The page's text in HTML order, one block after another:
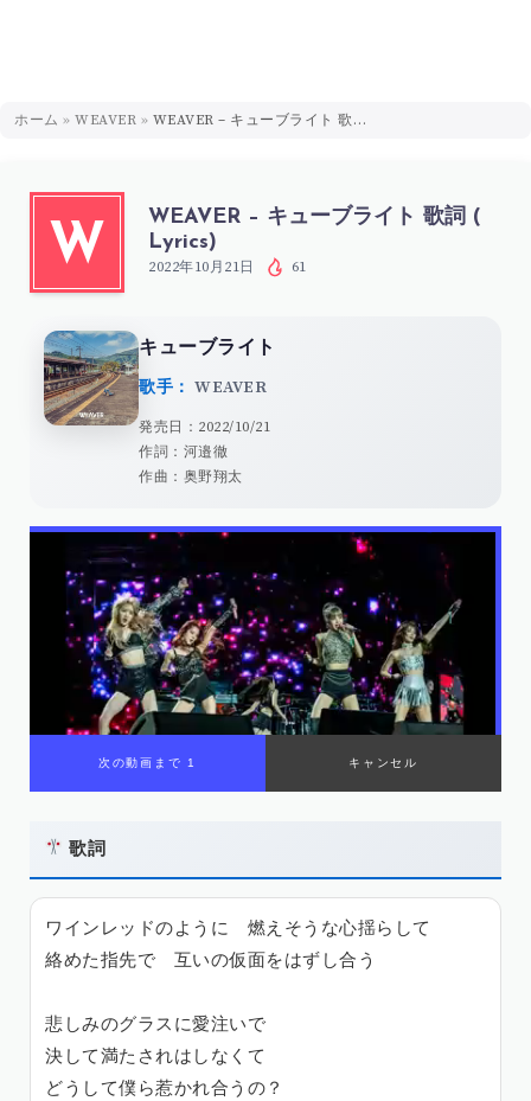
ホーム » WEAVER » WEAVER – キューブライト 歌詞 ( Lyrics)
W
WEAVER – キューブライト 歌詞 (
Lyrics)
2022年10月21日 61
キューブライト
歌手： WEAVER
発売日：2022/10/21
作詞：河邉徹
作曲：奥野翔太
次の動画まで 1 キャンセル
歌詞
ワインレッドのように 燃えそうな心揺らして
絡めた指先で 互いの仮面をはずし合う
悲しみのグラスに愛注いで
決して満たされはしなくて
どうして僕ら惹かれ合うの？